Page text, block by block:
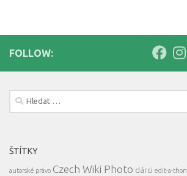
FOLLOW:
Vyhledávání
ŠTÍTKY
autorské právo Czech Wiki Photo dárci edit-a-thon